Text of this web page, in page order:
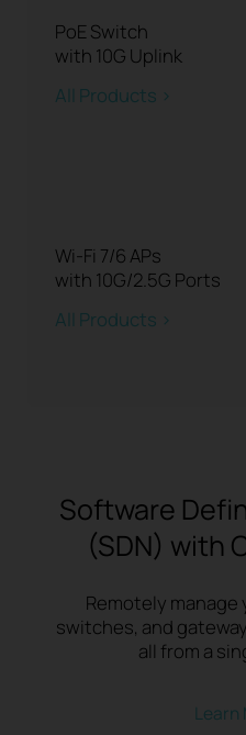
PoE Switch
with 10G Uplink
All Products >
Wi-Fi 7/6 APs
with 10G/2.5G Ports
All Products >
Software
(SDN) with
Remotely
switches, and
all from a
Learn